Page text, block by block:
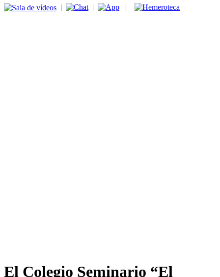
| | |
El Colegio Seminario “El